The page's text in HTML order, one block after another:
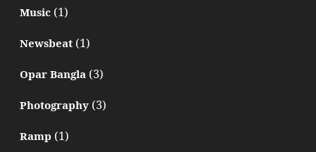
Music(1)
Newsbeat(1)
Opar Bangla(3)
Photography(3)
Ramp (1)